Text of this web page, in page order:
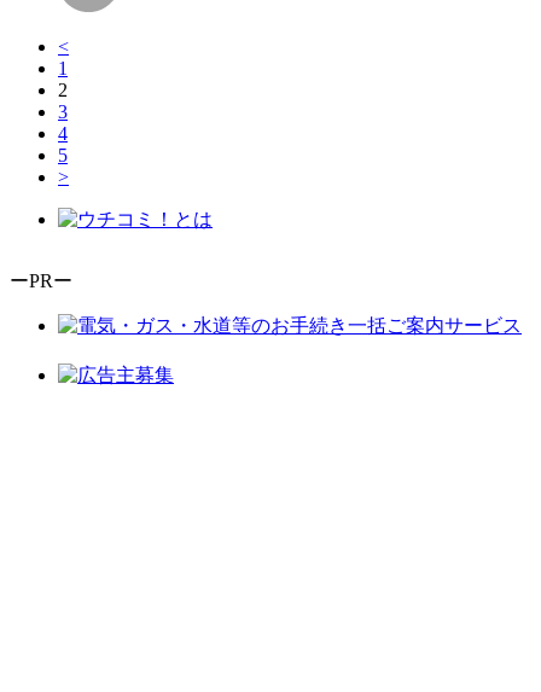
<
1
2
3
4
5
>
ーPRー